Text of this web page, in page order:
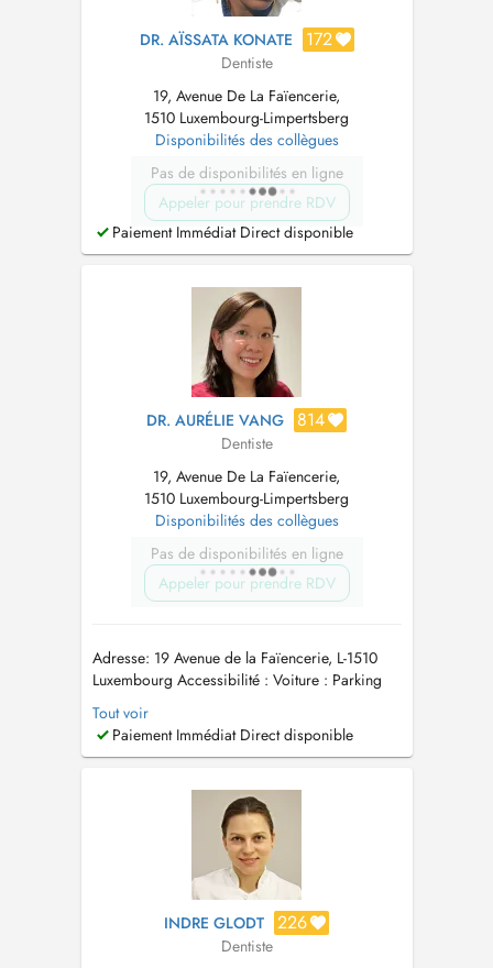
DR. AÏSSATA KONATE 172
Dentiste
19, Avenue De La Faïencerie,
1510 Luxembourg-Limpertsberg
Disponibilités des collègues
Pas de disponibilités en ligne
Appeler pour prendre RDV
Paiement Immédiat Direct disponible
DR. AURÉLIE VANG 814
Dentiste
19, Avenue De La Faïencerie,
1510 Luxembourg-Limpertsberg
Disponibilités des collègues
Pas de disponibilités en ligne
Appeler pour prendre RDV
Adresse: 19 Avenue de la Faïencerie, L-1510
Luxembourg Accessibilité : Voiture : Parking
du Glacis - 2 min à pied Transport en commun
: Tram (arrêt : Limpertsberg, Faïencerie) - 2 min
à pied Bus: 8 (arrêt Henri VII), 30 (arrêt Henri
Tout voir
Paiement Immédiat Direct disponible
INDRE GLODT 226
Dentiste